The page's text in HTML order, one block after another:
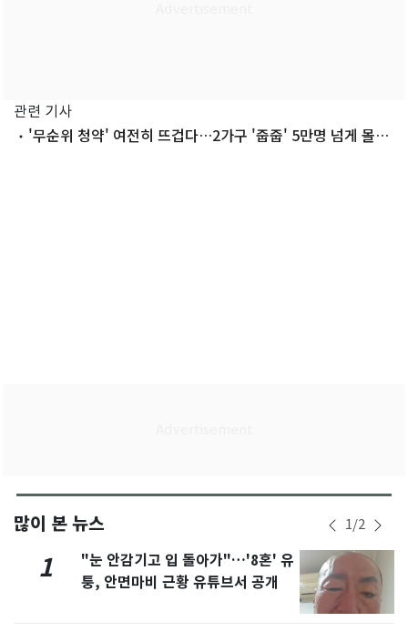
관련 기사
'무순위 청약' 여전히 뜨겁다…2가구 '줍줍' 5만명 넘게 몰려
많이 본 뉴스 1/2
1
"눈 안감기고 입 돌아가"…'8혼' 유
퉁, 안면마비 근황 유튜브서 공개